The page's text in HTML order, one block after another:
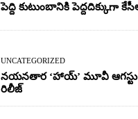
పెద్ది కుటుంబానికి పెద్దదిక్కుగా
UNCATEGORIZED
నయనతార ‘హాయ్’ మూవీ ఆగస్టు
రిలీజ్